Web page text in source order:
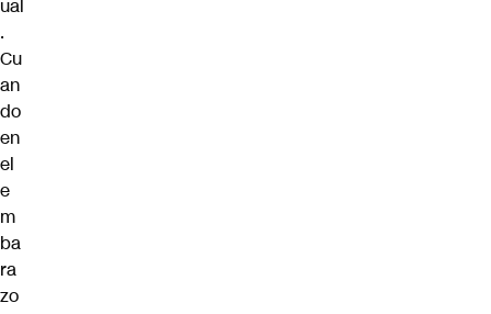
ual
.
Cu
an
do
en
el
e
m
ba
ra
zo